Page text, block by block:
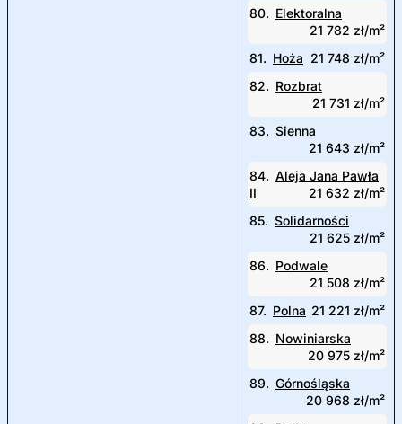
80. Elektoralna
21 782 zł/m²
81. Hoża 21 748 zł/m²
82. Rozbrat
21 731 zł/m²
83. Sienna
21 643 zł/m²
84. Aleja Jana Pawła
II
21 632 zł/m²
85. Solidarności
21 625 zł/m²
86. Podwale
21 508 zł/m²
87. Polna 21 221 zł/m²
88. Nowiniarska
20 975 zł/m²
89. Górnośląska
20 968 zł/m²